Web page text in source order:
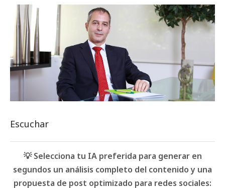
Escuchar
💡 Selecciona tu IA preferida para generar en
segundos un análisis completo del contenido y una
propuesta de post optimizado para redes sociales: